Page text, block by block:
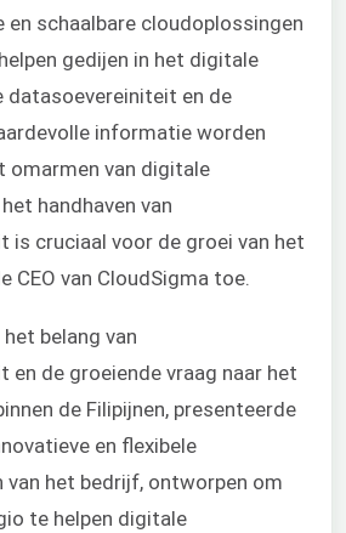
en schaalbare cloudoplossingen
gedijen in het digitale
datasoevereiniteit en de
informatie worden
omarmen van digitale
handhaven van
is cruciaal voor de groei van het
CEO van CloudSigma toe.
belang van
en de groeiende vraag naar het
de Filipijnen, presenteerde
en flexibele
van het bedrijf, ontworpen om
te helpen digitale